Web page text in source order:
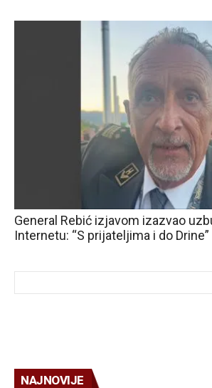
General Rebić izjavom izazvao
Internetu: “S prijateljima i do Drine”
NAJNOVIJE